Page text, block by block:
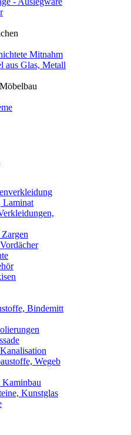
Mitnahm
aus Glas, Metall
Laminat
Bindemitt
Wegeb
Kaminbau
Kunstglas